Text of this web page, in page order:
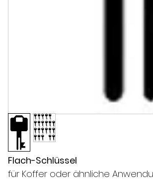
Flach-Schlüssel
für Koffer oder ähnliche